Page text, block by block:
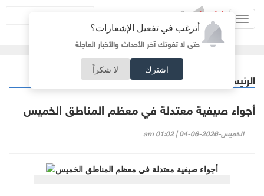
أترغب في تفعيل الإشعارات؟
حتى لا تفوتك آخر الأحداث والأخبار العاجلة
اشترك لا شكراً
الرئيسية
أجواء صيفية معتدلة في معظم المناطق الخميس
الخميس-2026-06-04 | 01:02 am